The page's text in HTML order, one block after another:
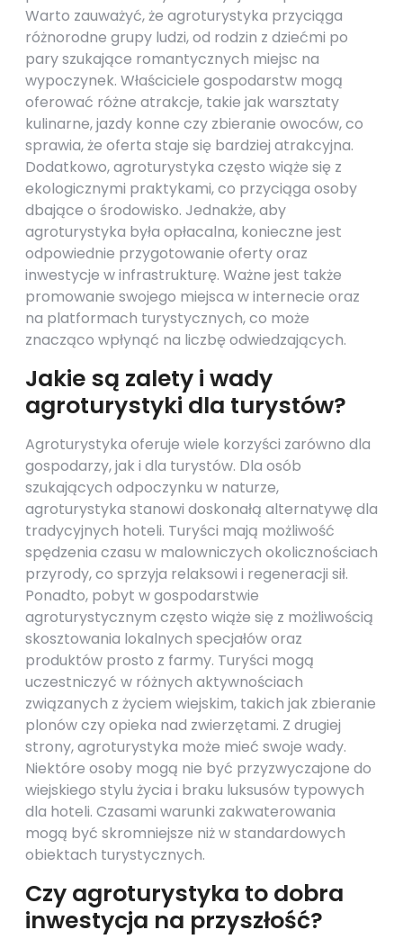
Warto zauważyć, że agroturystyka przyciąga
różnorodne grupy ludzi, od rodzin z dziećmi po
pary szukające romantycznych miejsc na
wypoczynek. Właściciele gospodarstw mogą
oferować różne atrakcje, takie jak warsztaty
kulinarne, jazdy konne czy zbieranie owoców, co
sprawia, że oferta staje się bardziej atrakcyjna.
Dodatkowo, agroturystyka często wiąże się z
ekologicznymi praktykami, co przyciąga osoby
dbające o środowisko. Jednakże, aby
agroturystyka była opłacalna, konieczne jest
odpowiednie przygotowanie oferty oraz
inwestycje w infrastrukturę. Ważne jest także
promowanie swojego miejsca w internecie oraz
na platformach turystycznych, co może
znacząco wpłynąć na liczbę odwiedzających.
Jakie są zalety i wady
agroturystyki dla turystów?
Agroturystyka oferuje wiele korzyści zarówno dla
gospodarzy, jak i dla turystów. Dla osób
szukających odpoczynku w naturze,
agroturystyka stanowi doskonałą alternatywę dla
tradycyjnych hoteli. Turyści mają możliwość
spędzenia czasu w malowniczych okolicznościach
przyrody, co sprzyja relaksowi i regeneracji sił.
Ponadto, pobyt w gospodarstwie
agroturystycznym często wiąże się z możliwością
skosztowania lokalnych specjałów oraz
produktów prosto z farmy. Turyści mogą
uczestniczyć w różnych aktywnościach
związanych z życiem wiejskim, takich jak zbieranie
plonów czy opieka nad zwierzętami. Z drugiej
strony, agroturystyka może mieć swoje wady.
Niektóre osoby mogą nie być przyzwyczajone do
wiejskiego stylu życia i braku luksusów typowych
dla hoteli. Czasami warunki zakwaterowania
mogą być skromniejsze niż w standardowych
obiektach turystycznych.
Czy agroturystyka to dobra
inwestycja na przyszłość?